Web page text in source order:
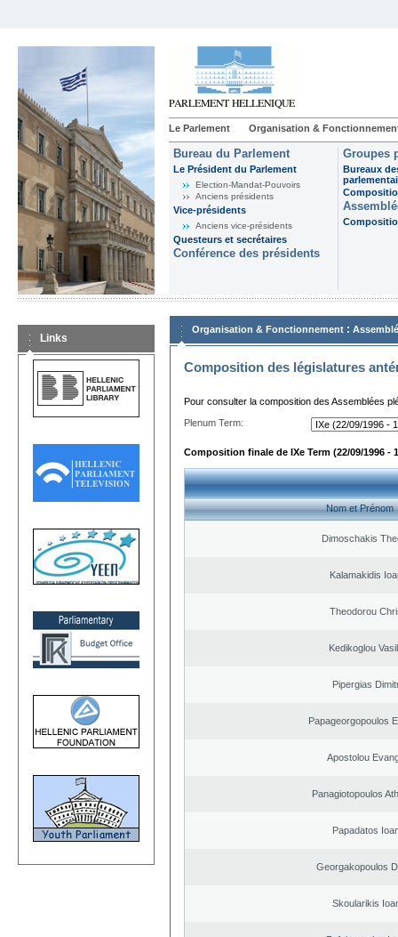
Le Parlement Organisation &
Bureau du Parlement
Le Président du Parlement
Election-Mandat-Pouvoirs
Anciens présidents
Vice-présidents
Anciens vice-présidents
Questeurs et secrétaires
Conférence des présidents
Groupes
Bureaux
Links
Organisation & Fonctionnement :
Composition des législatures
Pour consulter la composition des Assemblées
Plenum Term:
Composition finale de IXe Term (22/09/1996 -
Nom et Prénom
Dimoschakis
Kalamakidis
Theodorou
Kedikoglou
Pipergias
Papageorgopoulos
Apostolou
Panagiotopoulos
Papadatos
Georgakopoulos
Skoularikis